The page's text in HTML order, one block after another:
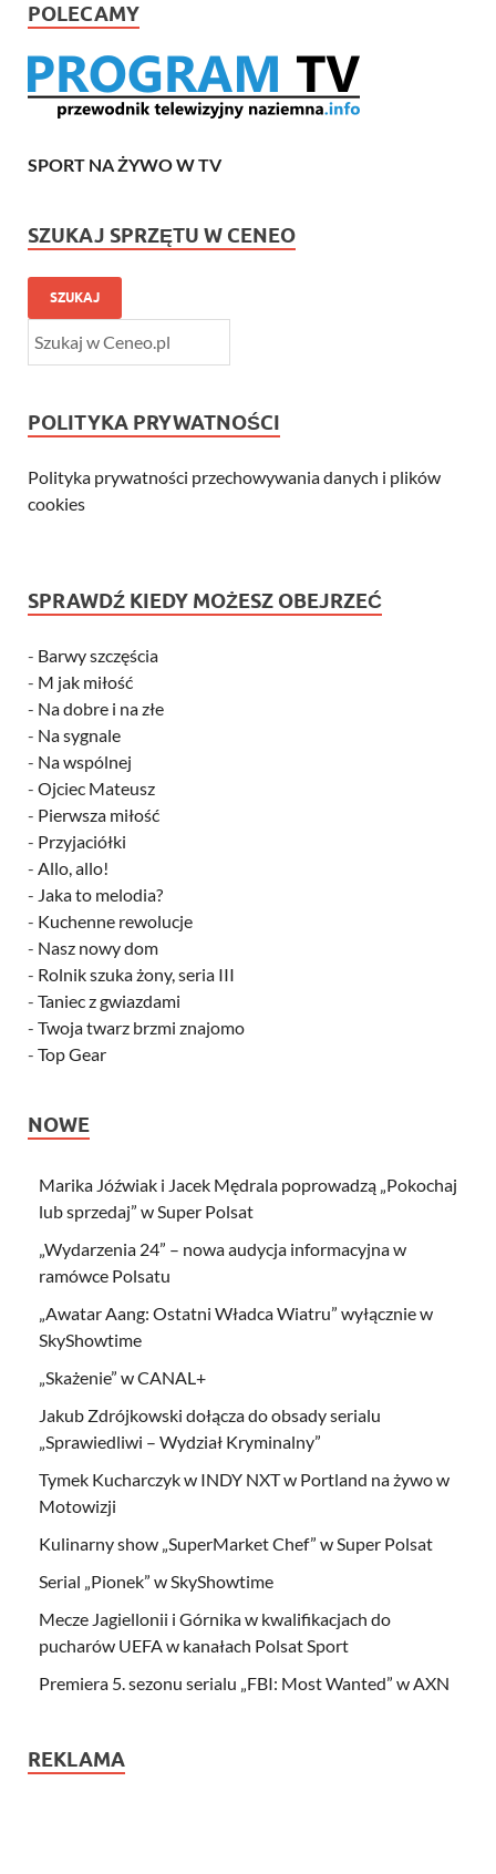
POLECAMY
SPORT NA ŻYWO W TV
SZUKAJ SPRZĘTU W CENEO
SZUKAJ
POLITYKA PRYWATNOŚCI
Polityka prywatności przechowywania danych i plików
cookies
SPRAWDŹ KIEDY MOŻESZ OBEJRZEĆ
- Barwy szczęścia
- M jak miłość
- Na dobre i na złe
- Na sygnale
- Na wspólnej
- Ojciec Mateusz
- Pierwsza miłość
- Przyjaciółki
- Allo, allo!
- Jaka to melodia?
- Kuchenne rewolucje
- Nasz nowy dom
- Rolnik szuka żony, seria III
- Taniec z gwiazdami
- Twoja twarz brzmi znajomo
- Top Gear
NOWE
Marika Jóźwiak i Jacek Mędrala poprowadzą „Pokochaj
lub sprzedaj” w Super Polsat
„Wydarzenia 24” – nowa audycja informacyjna w
ramówce Polsatu
„Awatar Aang: Ostatni Władca Wiatru” wyłącznie w
SkyShowtime
„Skażenie” w CANAL+
Jakub Zdrójkowski dołącza do obsady serialu
„Sprawiedliwi – Wydział Kryminalny”
Tymek Kucharczyk w INDY NXT w Portland na żywo w
Motowizji
Kulinarny show „SuperMarket Chef” w Super Polsat
Serial „Pionek” w SkyShowtime
Mecze Jagiellonii i Górnika w kwalifikacjach do
pucharów UEFA w kanałach Polsat Sport
Premiera 5. sezonu serialu „FBI: Most Wanted” w AXN
REKLAMA